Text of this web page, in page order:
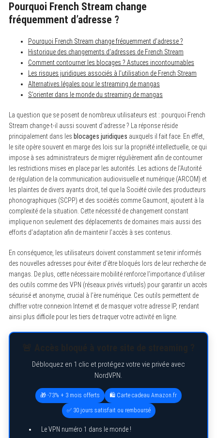
Pourquoi French Stream change
fréquemment d’adresse ?
Pourquoi French Stream change fréquemment d’adresse ?
Historique des changements d’adresses de French Stream
Comment contourner les blocages ? Astuces incontournables
Les risques juridiques associés à l’utilisation de French Stream
Alternatives légales pour le streaming de mangas
S’orienter dans le monde du streaming de mangas
La question que se posent de nombreux utilisateurs est : pourquoi French
Stream change-t-il aussi souvent d’adresse ? La réponse réside
principalement dans les blocages juridiques auxquels il fait face. En effet,
le site opère souvent en marge des lois sur la propriété intellectuelle, ce qui
impose à ses administrateurs de migrer régulièrement afin de contourner
les restrictions mises en place par les autorités. Les actions de l’Autorité
de régulation de la communication audiovisuelle et numérique (ARCOM) et
les plaintes de divers ayants droit, tel que la Société civile des producteurs
phonographiques (SCPP) et des sociétés comme Gaumont, ajoutent à la
complexité de la situation. Cette nécessité de changement constant
implique non seulement des déplacements de domaines mais aussi des
efforts d’adaptation afin de maintenir l’accès à ses contenus.
En conséquence, les utilisateurs doivent constamment se tenir informés
des nouvelles adresses pour éviter d’être bloqués lors de leur recherche de
mangas. De plus, cette nécessaire mobilité renforce l’importance d’utiliser
des outils comme des VPN (réseaux privés virtuels) pour garantir un accès
sécurisé et anonyme, crucial à l’ère numérique. Ces outils permettent de
chiffrer votre connexion Internet et de masquer votre adresse IP, rendant
ainsi plus difficile pour les tiers de traquer votre activité en ligne.
Débloquez en 1 clic et protégez votre vie privée avec
NordVPN.
🎁 -73% + 3 mois offerts 🛍️ Carte cadeau Amazon.fr
✅ 30 jours satisfait ou remboursé
Le VPN numéro 1 dans le monde !